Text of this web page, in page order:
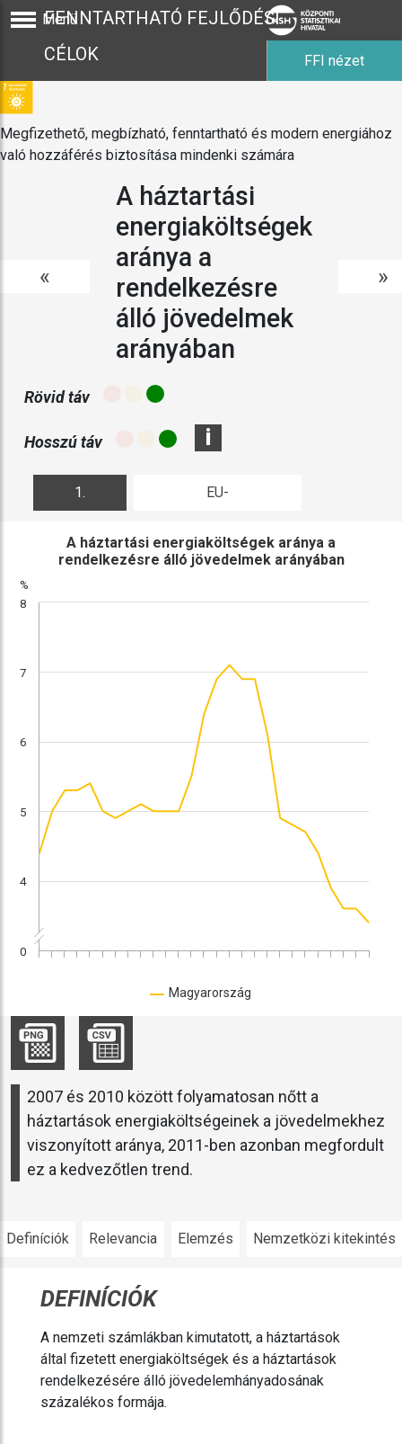
Menü
FENNTARTHATÓ FEJLŐDÉSI
CÉLOK
FFI nézet
Megfizethető, megbízható, fenntartható és modern energiához
való hozzáférés biztosítása mindenki számára
«
A háztartási
energiaköltségek
aránya a
rendelkezésre
álló jövedelmek
arányában
»
Rövid táv
Hosszú táv i
1. EU-
%
A háztartási energiaköltségek aránya a
rendelkezésre álló jövedelmek arányában
0
4
5
6
7
8
Magyarország
2007 és 2010 között folyamatosan nőtt a
háztartások energiaköltségeinek a jövedelmekhez
viszonyított aránya, 2011-ben azonban megfordult
ez a kedvezőtlen trend.
Definíciók Relevancia Elemzés Nemzetközi kitekintés
DEFINÍCIÓK
A nemzeti számlákban kimutatott, a háztartások
által fizetett energiaköltségek és a háztartások
rendelkezésére álló jövedelemhányadosának
százalékos formája.